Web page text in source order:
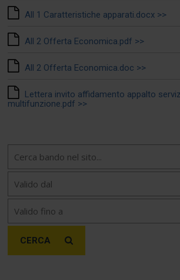
All 1 Caratteristiche apparati.docx >>
All 2 Offerta Economica.pdf >>
All 2 Offerta Economica.doc >>
Lettera invito affidamento appalto
multifunzione.pdf >>
CERCA